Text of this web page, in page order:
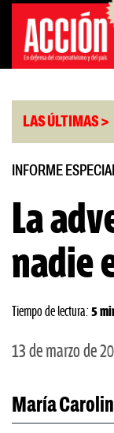
Saltar
contenido
LAS ÚLTIMAS >
al paro
INFORME
La
nadie
Tiempo de lectura: 5
13 de marzo de
María